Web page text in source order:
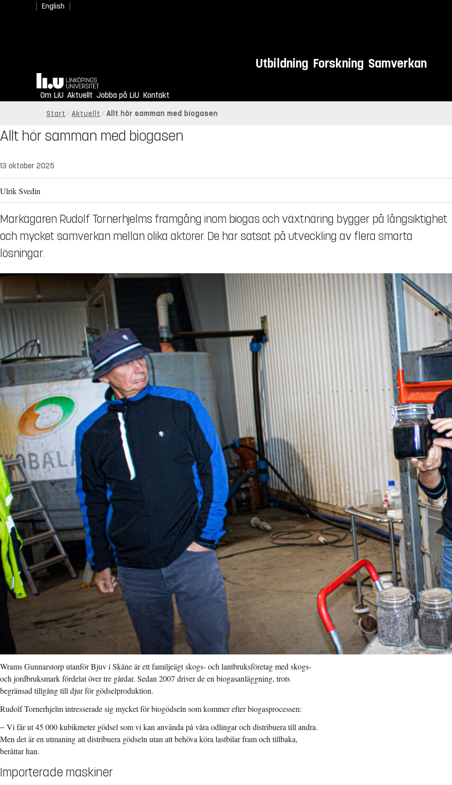
English
Utbildning Forskning Samverkan
Hem
Om LiU Aktuellt Jobba på LiU Kontakt
Start Aktuellt Allt hör samman med biogasen
Allt hör samman med biogasen
13 oktober 2025
Ulrik Svedin
Markägaren Rudolf Tornerhjelms framgång inom biogas och växtnäring bygger på långsiktighet
och mycket samverkan mellan olika aktörer. De har satsat på utveckling av flera smarta
lösningar.
Wrams Gunnarstorp utanför Bjuv i Skåne är ett familjeägt skogs- och lantbruksföretag med skogs-
och jordbruksmark fördelat över tre gårdar. Sedan 2007 driver de en biogasanläggning, trots
begränsad tillgång till djur för gödselproduktion.
Rudolf Tornerhjelm intresserade sig mycket för biogödseln som kommer efter biogasprocessen:
− Vi får ut 45 000 kubikmeter gödsel som vi kan använda på våra odlingar och distribuera till andra.
Men det är en utmaning att distribuera gödseln utan att behöva köra lastbilar fram och tillbaka,
berättar han.
Importerade maskiner